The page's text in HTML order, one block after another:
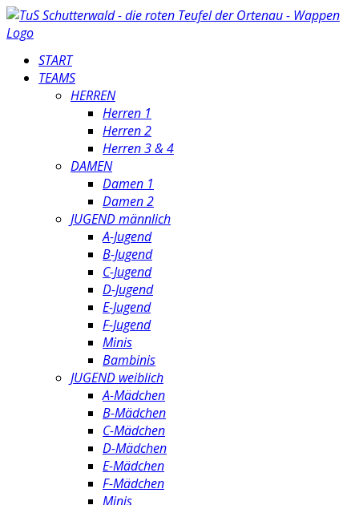
START
TEAMS
HERREN
Herren 1
Herren 2
Herren 3 & 4
DAMEN
Damen 1
Damen 2
JUGEND männlich
A-Jugend
B-Jugend
C-Jugend
D-Jugend
E-Jugend
F-Jugend
Minis
Bambinis
JUGEND weiblich
A-Mädchen
B-Mädchen
C-Mädchen
D-Mädchen
E-Mädchen
F-Mädchen
Minis